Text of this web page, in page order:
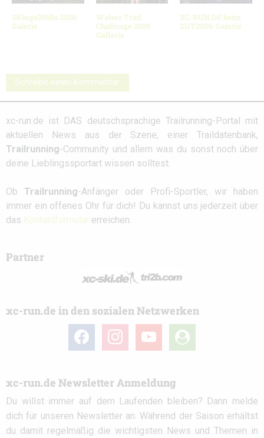
3Kings3Hills 2026:
Galerie
Walser Trail
Challenge 2026
Gallerie
XC-RUN.DE beim
ZUT2026: Galerie
Schreibe einen Kommentar
xc-run.de ist DAS deutschsprachige Trailrunning-Portal mit
aktuellen News aus der Szene, einer Traildatenbank,
Trailrunning-Community und allem was du sonst noch über
deine Lieblingssportart wissen solltest.
Ob Trailrunning-Anfänger oder Profi-Sportler, wir haben
immer ein offenes Ohr für dich! Du kannst uns jederzeit über
das Kontaktformular erreichen.
Partner
xc-run.de in den sozialen Netzwerken
facebook instagramyoutube
user-
circle
xc-run.de Newsletter Anmeldung
Du willst immer auf dem Laufenden bleiben? Dann melde
dich für unseren Newsletter an. Während der Saison erhältst
du damit regelmäßig die wichtigsten News und Themen in